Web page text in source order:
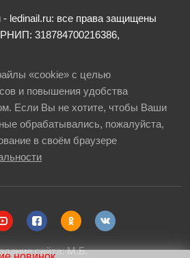
- ledinail.ru: все права защищены
318784700216386,
«cookie» с целью
и повышения удобства
Если Вы не хотите, чтобы Ваши
обрабатывались, пожалуйста,
в своём браузере
сайта:М.Б.